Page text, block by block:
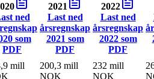
ned
som
PDF
2021
Last ned
årsregnskap
2021 som
PDF
2022
Last ned
årsregnskap
2022som
PDF
mill
200,3 mill
NOK
232 mill
NOK